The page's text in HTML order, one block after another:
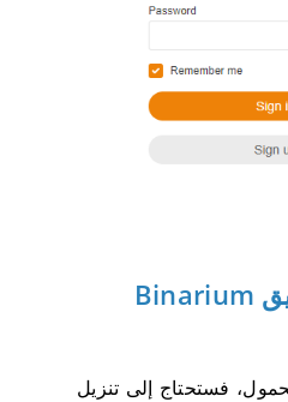
افتح حسابًا على تطبيق Binarium
فستحتاج إلى تنزيل